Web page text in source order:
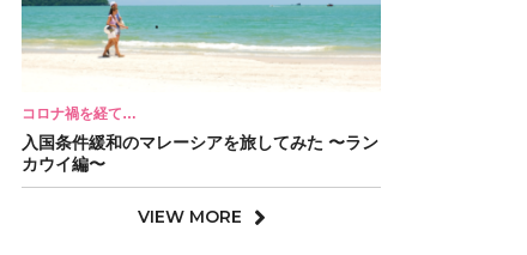
コロナ禍を経て…
入国条件緩和のマレーシアを旅してみた 〜ラン
カウイ編〜
VIEW MORE